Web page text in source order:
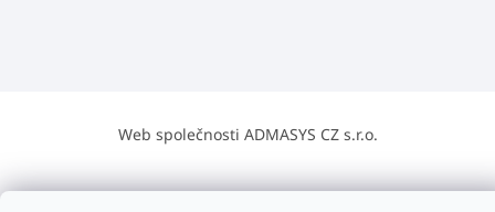
Web společnosti ADMASYS CZ s.r.o.